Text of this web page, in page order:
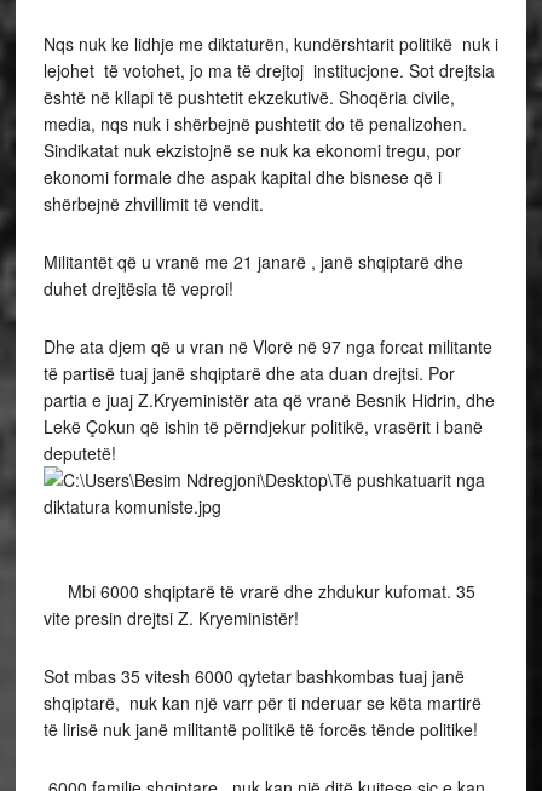
Nqs nuk ke lidhje me diktaturën, kundërshtarit politikë nuk i
lejohet të votohet, jo ma të drejtoj institucjone. Sot drejtsia
është në kllapi të pushtetit ekzekutivë. Shoqëria civile,
media, nqs nuk i shërbejnë pushtetit do të penalizohen.
Sindikatat nuk ekzistojnë se nuk ka ekonomi tregu, por
ekonomi formale dhe aspak kapital dhe bisnese që i
shërbejnë zhvillimit të vendit.
Militantët që u vranë me 21 janarë , janë shqiptarë dhe
duhet drejtësia të veproi!
Dhe ata djem që u vran në Vlorë në 97 nga forcat militante
të partisë tuaj janë shqiptarë dhe ata duan drejtsi. Por
partia e juaj Z.Kryeministër ata që vranë Besnik Hidrin, dhe
Lekë Çokun që ishin të përndjekur politikë, vrasërit i banë
deputetë!
Mbi 6000 shqiptarë të vrarë dhe zhdukur kufomat. 35
vite presin drejtsi Z. Kryeministër!
Sot mbas 35 vitesh 6000 qytetar bashkombas tuaj janë
shqiptarë, nuk kan një varr për ti nderuar se këta martirë
të lirisë nuk janë militantë politikë të forcës tënde politike!